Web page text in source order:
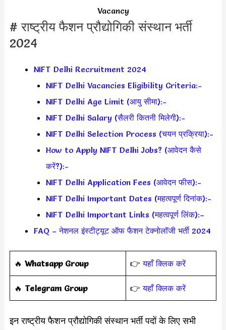
Vacancy
# राष्ट्रीय फैशन प्रौद्योगिकी संस्थान भर्ती
2024
NIFT Delhi Recruitment 2024
NIFT Delhi Vacancies Eligibility Criteria:-
NIFT Delhi Age Limit (आयु सीमा):-
NIFT Delhi Salary (सैलरी कितनी मिलेगी):-
NIFT Delhi Selection Process (चयन प्रक्रिया):-
How to Apply NIFT Delhi Jobs? (आवेदन कैसे
करें?):-
NIFT Delhi Application Fees (आवेदन फीस):-
NIFT Delhi Important Dates (महत्वपूर्ण दिनांक):-
NIFT Delhi Important Links (महत्वपूर्ण लिंक):–
FAQ – नेशनल इंस्टीट्यूट ऑफ फैशन टेक्नोलॉजी भर्ती 2024
‎️‍🔥 Whatsapp Group 👉यहाँ क्लिक करें
‎️‍🔥 Telegram Group 👉यहाँ क्लिक करें
इन राष्ट्रीय फैशन प्रौद्योगिकी संस्थान भर्ती पदों के लिए सभी